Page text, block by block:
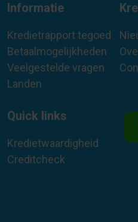
Informatie
Kredietrapport tegoed
Betaalmogelijkheden
Veelgestelde vragen
Landen
Quick links
Kredietwaardigheid
Creditcheck